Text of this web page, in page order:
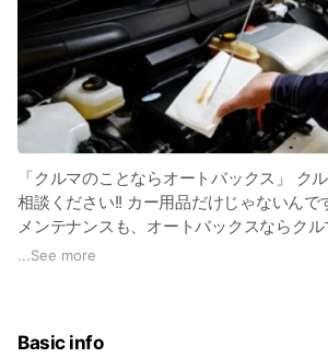
「クルマのことならオートバックス」 ク
相談ください!! カー用品だけじゃないんで
メンテナンスも、オートバックスならク
スが可能！ タイヤ、オイル、バッテリー
～（^▽^)
...See more
Basic info